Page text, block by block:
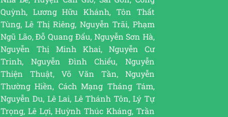
Quỳnh, Lương Hữu Khánh, Tôn Thất
Tùng, Lê Thị Riêng, Nguyễn Trãi, Phạm
Ngũ Lão, Đỗ Quang Đẩu, Nguyễn Sơn Hà,
Nguyễn Thị Minh Khai, Nguyễn Cư
Trinh, Nguyễn Đình Chiểu, Nguyễn
Thiện Thuật, Võ Văn Tần, Nguyễn
Thường Hiền, Cách Mạng Tháng Tám,
Nguyễn Du, Lê Lai, Lê Thánh Tôn, Lý Tự
Trọng, Lê Lợi, Huỳnh Thúc Kháng, Trần